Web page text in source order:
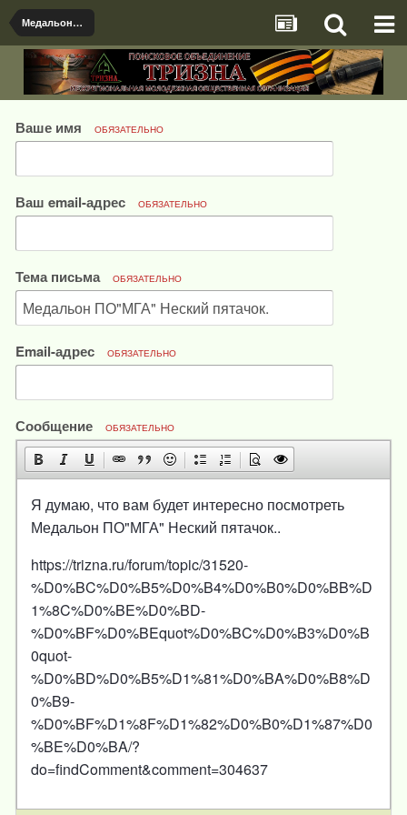
Медальоны, документы и именные предметы найденые поисковыми отрядами
Ваше имя ОБЯЗАТЕЛЬНО
Ваш email-адрес ОБЯЗАТЕЛЬНО
Тема письма ОБЯЗАТЕЛЬНО
Email-адрес ОБЯЗАТЕЛЬНО
Сообщение ОБЯЗАТЕЛЬНО
Я думаю, что вам будет интересно посмотреть
Медальон ПО"МГА" Неский пятачок..
https://trizna.ru/forum/topic/31520-
%D0%BC%D0%B5%D0%B4%D0%B0%D0%BB%D
1%8C%D0%BE%D0%BD-
%D0%BF%D0%BEquot%D0%BC%D0%B3%D0%B
0quot-
%D0%BD%D0%B5%D1%81%D0%BA%D0%B8%D
0%B9-
%D0%BF%D1%8F%D1%82%D0%B0%D1%87%D0
%BE%D0%BA/?
do=findComment&comment=304637